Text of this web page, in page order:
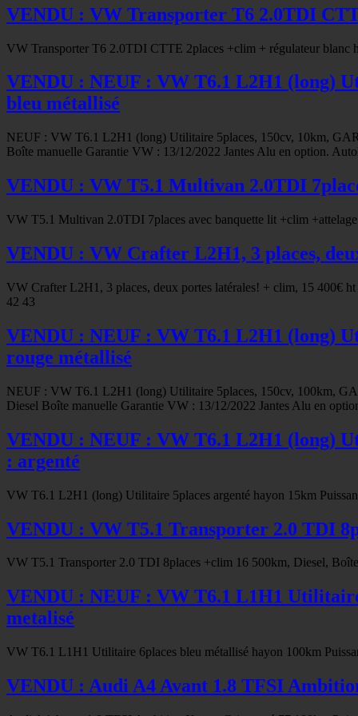
VENDU : VW Transporter T6 2.0TDI
VW Transporter T6 2.0TDI CTTE 2places +clim + régulateur blanc
VENDU : NEUF : VW T6.1 L2H1 (long)
bleu métallisé
NEUF : VW T6.1 L2H1 (long) Utilitaire 5places, 150cv, 10km,
Boîte manuelle Garantie VW : 13/12/2022 Jantes Alu en option.
VENDU : VW T5.1 Multivan 2.0TDI
VW T5.1 Multivan 2.0TDI 7places avec banquette lit +clim
VENDU : VW Crafter L2H1, 3 places,
VW Crafter L2H1, 3 places, deux portes latérales! + clim, 15 400€
42 43
VENDU : NEUF : VW T6.1 L2H1 (long)
rouge métallisé
NEUF : VW T6.1 L2H1 (long) Utilitaire 5places, 150cv, 100km,
Diesel Boîte manuelle Garantie VW : 13/12/2022 Jantes Alu en
VENDU : NEUF : VW T6.1 L2H1 (long)
: argenté
VW T6.1 L2H1 (long) Utilitaire 5places argenté hayon 15km
VENDU : VW T5.1 Transporter 2.0 TDI
VW T5.1 Transporter 2.0 TDI 8places +clim 16 500km, Diesel,
VENDU : NEUF : VW T6.1 L1H1
metalisé
VW T6.1 L1H1 Utilitaire 6places bleu métallisé hayon 100km
VENDU : Audi A4 Avant 1.8 TFSI